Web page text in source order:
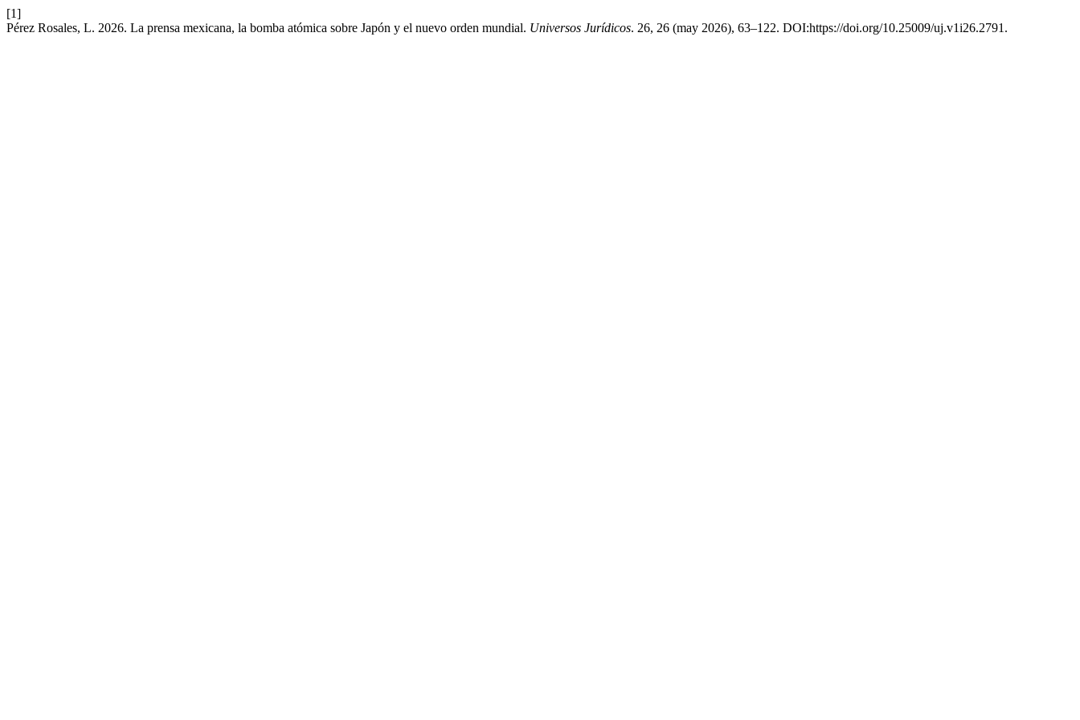
[1]
Pérez Rosales, L. 2026. La prensa mexicana, la bomba atómica sobre Japón y el nuevo orden mundial. Universos Jurídicos. 26, 26 (may 2026), 63–122. DOI:https://doi.org/10.25009/uj.v1i26.2791.